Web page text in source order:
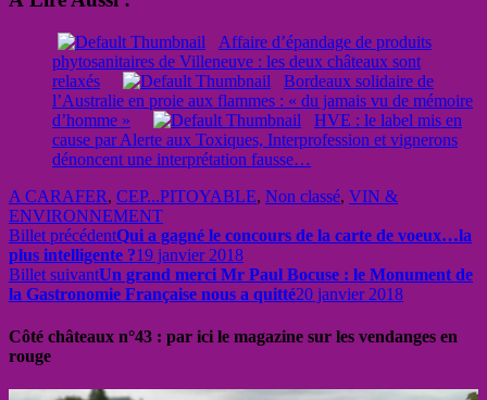
Affaire d’épandage de produits
phytosanitaires de Villeneuve : les deux châteaux sont
relaxés
Bordeaux solidaire de
l’Australie en proie aux flammes : « du jamais vu de mémoire
d’homme »
HVE : le label mis en
cause par Alerte aux Toxiques, Interprofession et vignerons
dénoncent une interprétation fausse…
A CARAFER, CEP...PITOYABLE, Non classé, VIN &
ENVIRONNEMENT
Billet précédentQui a gagné le concours de la carte de voeux…la
plus intelligente ?19 janvier 2018
Billet suivantUn grand merci Mr Paul Bocuse : le Monument de
la Gastronomie Française nous a quitté20 janvier 2018
Côté châteaux n°43 : par ici le magazine sur les vendanges en
rouge